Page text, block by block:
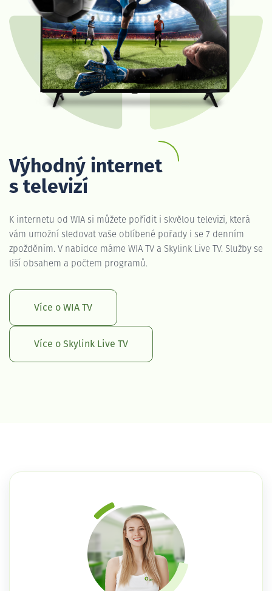
Výhodný internet
s televizí
K internetu od WIA si můžete pořídit i skvělou televizi, která
vám umožní sledovat vaše oblíbené pořady i se 7 denním
zpožděním. V nabídce máme WIA TV a Skylink Live TV. Služby se
liší obsahem a počtem programů.
Více o WIA TV
Více o Skylink Live TV